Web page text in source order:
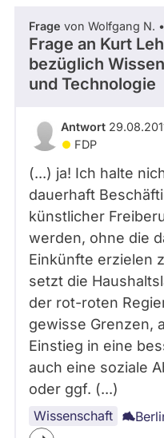
Frage von Wolfgang N.
Frage an Kurt
bezüglich
und Technologie
Antwort
FDP
(...) ja! Ich halte
dauerhaft
künstlicher
werden, ohne die
Einkünfte erzielen
setzt die
der rot-roten
gewisse Grenzen,
Einstieg in eine
auch eine soziale
oder ggf. (...)
Wissenschaft